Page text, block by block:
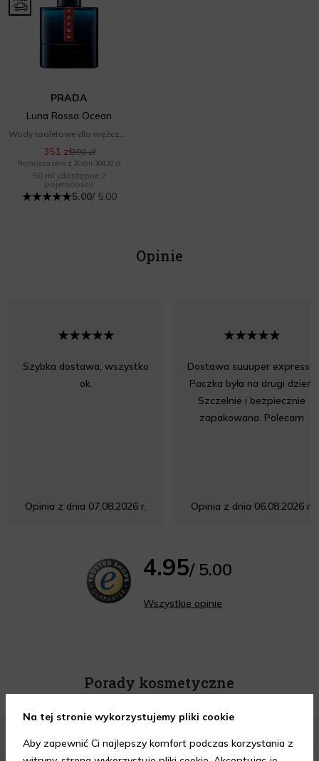
PRADA
Luna Rossa Ocean
351 zł390 zł
Najniższa cena z 30 dni: 304,20 zł
50 ml (dostępne 2
pojemności)
5.00/ 5.00
Opinie
Szybka dostawa, wszystko
ok.
Opinia z dnia 07.08.2026 r.
Dostawa suuuper express!!!
Paczka była na drugi dzień.
Szczelnie i bezpiecznie
zapakowana. Polecam
Opinia z dnia 06.08.2026 r.
4.95/ 5.00
Wszystkie opinie
Porady kosmetyczne
Na tej stronie wykorzystujemy pliki cookie
Aby zapewnić Ci najlepszy komfort podczas korzystania z